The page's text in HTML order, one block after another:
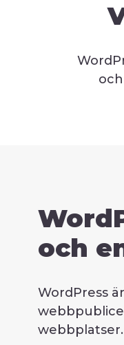
och
WordPress
webbplatser.